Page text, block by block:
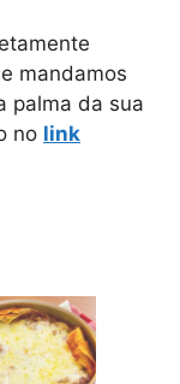
mandamos
palma da sua
no link